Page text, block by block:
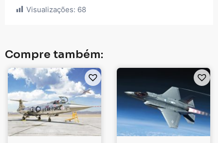
Visualizações: 68
Compre também: